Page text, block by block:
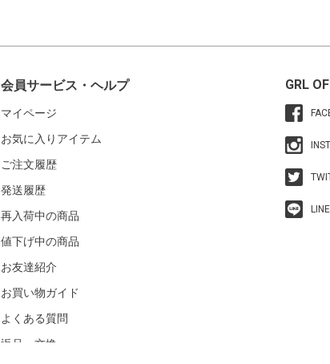
会員サービス・ヘルプ
マイページ
お気に入りアイテム
ご注文履歴
発送履歴
再入荷中の商品
値下げ中の商品
お友達紹介
お買い物ガイド
よくある質問
返品・交換
GRL
LINE